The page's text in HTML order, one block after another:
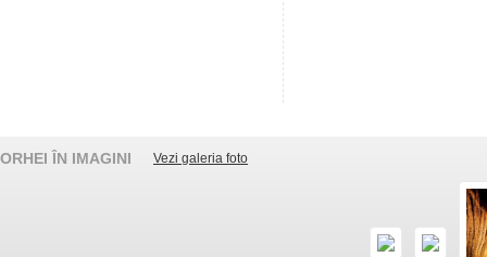
ORHEI ÎN IMAGINI Vezi galeria foto